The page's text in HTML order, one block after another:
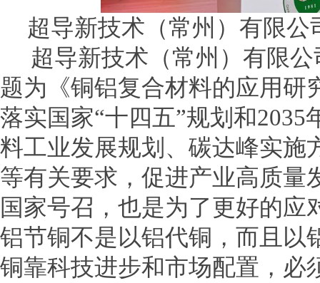
超导新技术（常州）有限
超导新技术（常州）有限
题为《铜铝复合材料的应用研
落实国家“十四五”规划和
料工业发展规划、碳达峰实施
等有关要求，促进产业高质量
国家号召，也是为了更好的应
铝节铜不是以铝代铜，而且以
铜靠科技进步和市场配置，必